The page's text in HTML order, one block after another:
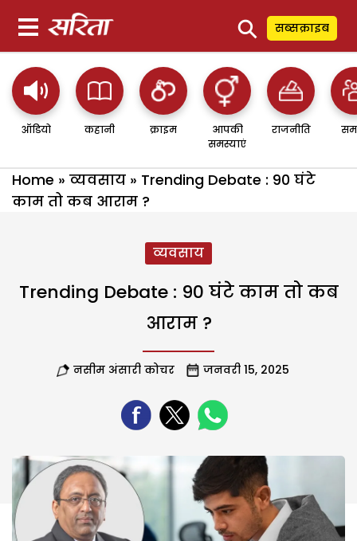
⚲ सब्सक्राइब
ऑडियो कहानी क्राइम
आपकी
समस्याएं
राजनीति
Home » व्यवसाय » Trending Debate : 90 घंटे
काम तो कब आराम ?
व्यवसाय
Trending Debate : 90 घंटे काम तो कब
आराम ?
नसीम अंसारी कोचर जनवरी 15, 2025